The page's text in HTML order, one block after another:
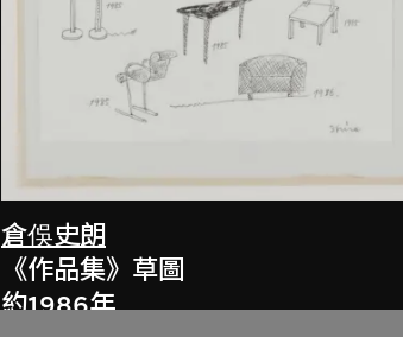
倉俁史朗
《作品集》草圖
約1986年